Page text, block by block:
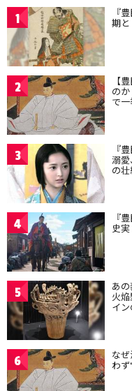
1 『
期
2 【
の
で
3 『
溺
の
4 『
史
5 あ
火
イ
6 な
わ